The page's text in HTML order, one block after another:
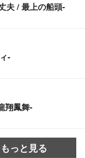
夫 / 最上の船頭-
-
翔鳳舞-
っと見る